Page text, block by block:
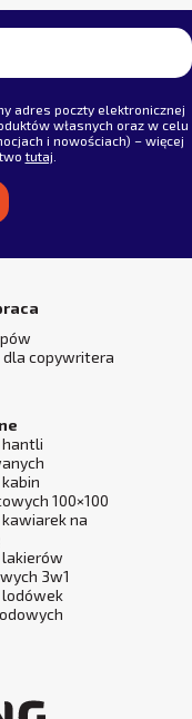
adres poczty elektronicznej
własnych oraz w celu
i nowościach) – więcej
tutaj
dla copywritera
hantli
100×100
kawiarek na
lakierów
3w1
lodówek